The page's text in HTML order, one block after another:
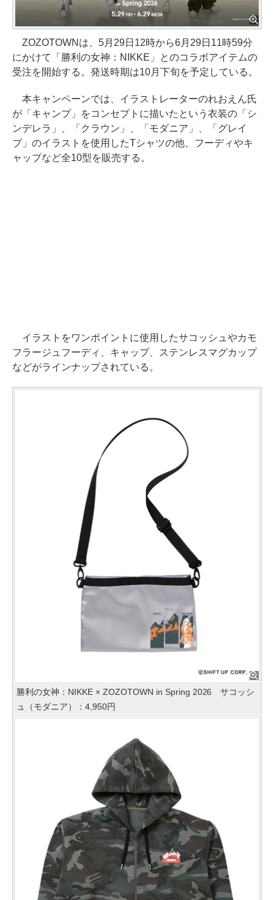
ZOZOTOWNは、5月29日12時から6月29日11時59分
にかけて「勝利の女神：NIKKE」とのコラボアイテムの
受注を開始する。発送時期は10月下旬を予定している。
本キャンペーンでは、イラストレーターのれおえん氏
が「キャンプ」をコンセプトに描いたという衣装の「シ
ンデレラ」、「クラウン」、「モダニア」、「グレイ
ブ」のイラストを使用したTシャツの他、フーディやキ
ャップなど全10型を販売する。
イラストをワンポイントに使用したサコッシュやカモ
フラージュフーディ、キャップ、ステンレスマグカップ
などがラインナップされている。
勝利の女神：NIKKE × ZOZOTOWN in Spring 2026 サコッシ
ュ（モダニア）：4,950円